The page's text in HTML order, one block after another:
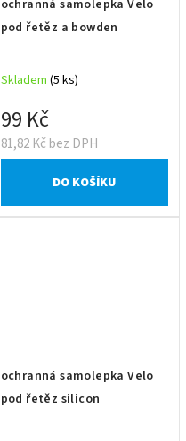
ochranná samolepka Velo
pod řetěz a bowden
Skladem (5 ks)
81,82 Kč bez DPH
99 Kč
DO KOŠÍKU
ochranná samolepka Velo
pod řetěz silicon